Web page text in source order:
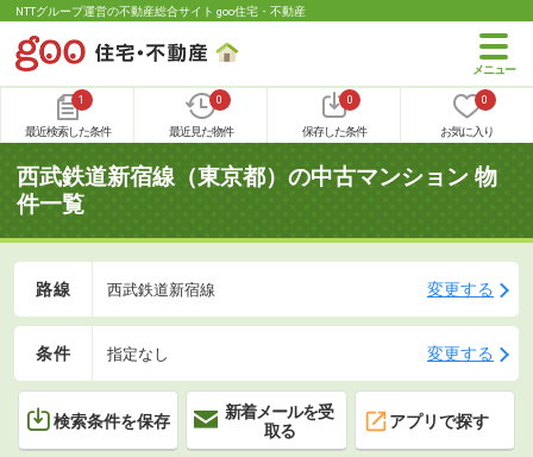
NTTグループ運営の不動産総合サイト goo住宅・不動産
1
最近検索した条件
0
最近見た物件
0
保存した条件
0
お気に入り
西武鉄道新宿線（東京都）の中古マンション 物
件一覧
路線 西武鉄道新宿線 変更する
条件 指定なし 変更する
検索条件を保存
新着メールを受
取る
アプリで探す